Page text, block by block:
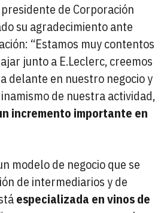
presidente de Corporación
su agradecimiento ante
“Estamos muy contentos
junto a E.Leclerc, creemos
delante en nuestro negocio y
de nuestra actividad,
incremento importante en
modelo de negocio que se
de intermediarios y de
especializada en vinos de